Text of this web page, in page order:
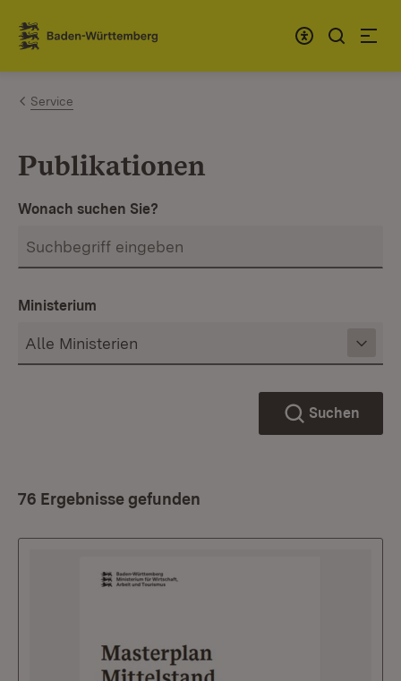
Zum Inhalt springen
Link zur Startseite
Service
Publikationen
Wonach suchen Sie?
Ministerium
Suchen
76 Ergebnisse gefunden